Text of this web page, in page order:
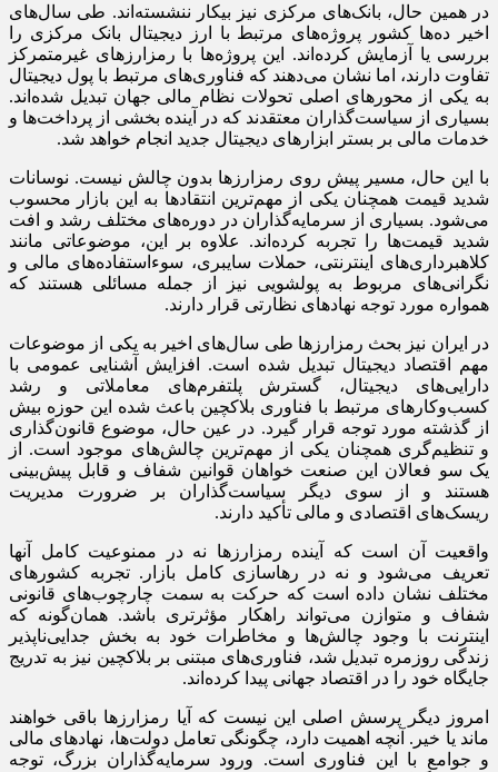
در همین حال، بانک‌های مرکزی نیز بیکار ننشسته‌اند. طی سال‌های
اخیر ده‌ها کشور پروژه‌های مرتبط با ارز دیجیتال بانک مرکزی را
بررسی یا آزمایش کرده‌اند. این پروژه‌ها با رمزارزهای غیرمتمرکز
تفاوت دارند، اما نشان می‌دهند که فناوری‌های مرتبط با پول دیجیتال
به یکی از محورهای اصلی تحولات نظام مالی جهان تبدیل شده‌اند.
بسیاری از سیاست‌گذاران معتقدند که در آینده بخشی از پرداخت‌ها و
خدمات مالی بر بستر ابزارهای دیجیتال جدید انجام خواهد شد.
با این حال، مسیر پیش روی رمزارزها بدون چالش نیست. نوسانات
شدید قیمت همچنان یکی از مهم‌ترین انتقادها به این بازار محسوب
می‌شود. بسیاری از سرمایه‌گذاران در دوره‌های مختلف رشد و افت
شدید قیمت‌ها را تجربه کرده‌اند. علاوه بر این، موضوعاتی مانند
کلاهبرداری‌های اینترنتی، حملات سایبری، سوءاستفاده‌های مالی و
نگرانی‌های مربوط به پولشویی نیز از جمله مسائلی هستند که
همواره مورد توجه نهادهای نظارتی قرار دارند.
در ایران نیز بحث رمزارزها طی سال‌های اخیر به یکی از موضوعات
مهم اقتصاد دیجیتال تبدیل شده است. افزایش آشنایی عمومی با
دارایی‌های دیجیتال، گسترش پلتفرم‌های معاملاتی و رشد
کسب‌وکارهای مرتبط با فناوری بلاکچین باعث شده این حوزه بیش
از گذشته مورد توجه قرار گیرد. در عین حال، موضوع قانون‌گذاری
و تنظیم‌گری همچنان یکی از مهم‌ترین چالش‌های موجود است. از
یک سو فعالان این صنعت خواهان قوانین شفاف و قابل پیش‌بینی
هستند و از سوی دیگر سیاست‌گذاران بر ضرورت مدیریت
ریسک‌های اقتصادی و مالی تأکید دارند.
واقعیت آن است که آینده رمزارزها نه در ممنوعیت کامل آنها
تعریف می‌شود و نه در رهاسازی کامل بازار. تجربه کشورهای
مختلف نشان داده است که حرکت به سمت چارچوب‌های قانونی
شفاف و متوازن می‌تواند راهکار مؤثرتری باشد. همان‌گونه که
اینترنت با وجود چالش‌ها و مخاطرات خود به بخش جدایی‌ناپذیر
زندگی روزمره تبدیل شد، فناوری‌های مبتنی بر بلاکچین نیز به تدریج
جایگاه خود را در اقتصاد جهانی پیدا کرده‌اند.
امروز دیگر پرسش اصلی این نیست که آیا رمزارزها باقی خواهند
ماند یا خیر. آنچه اهمیت دارد، چگونگی تعامل دولت‌ها، نهادهای مالی
و جوامع با این فناوری است. ورود سرمایه‌گذاران بزرگ، توجه